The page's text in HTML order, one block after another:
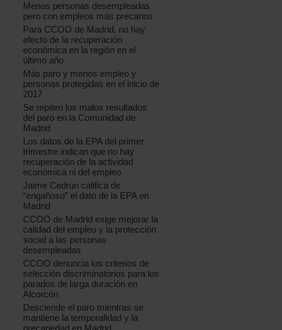
Menos personas desempleadas
pero con empleos más precarios
Para CCOO de Madrid, no hay
efecto de la recuperación
económica en la región en el
último año
Más paro y menos empleo y
personas protegidas en el inicio de
2017
Se repiten los malos resultados
del paro en la Comunidad de
Madrid
Los datos de la EPA del primer
trimestre indican que no hay
recuperación de la actividad
económica ni del empleo
Jaime Cedrún califica de
“engañoso” el dato de la EPA en
Madrid
CCOO de Madrid exige mejorar la
calidad del empleo y la protección
social a las personas
desempleadas
CCOO denuncia los criterios de
selección discriminatorios para los
parados de larga duración en
Alcorcón
Desciende el paro mientras se
mantiene la temporalidad y la
precariedad en Madrid